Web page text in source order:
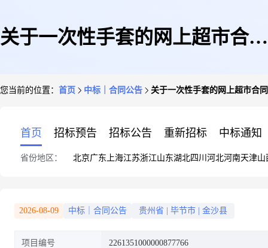
关于一次性手套的网上超市合同
您当前的位置： 首页 中标｜合同公告 关于一次性手套的网上超市合
首页 招标预告 招标公告 重新招标 中标通知
省份地区： 北京广东 上海江苏浙江山东湖北四川 河北河南天津山
2026-08-09 中标｜合同公告 贵州省 毕节市 金沙县
项目编号 2261351000000877766